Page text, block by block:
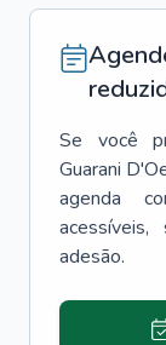
Se você
Guarani
agenda
adesão.